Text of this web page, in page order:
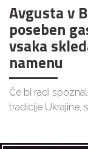
Avgusta v
poseben
vsaka
namenu
Če bi radi
tradicije Ukrajine,